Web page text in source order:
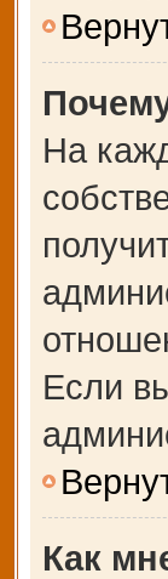
На
Если
Как